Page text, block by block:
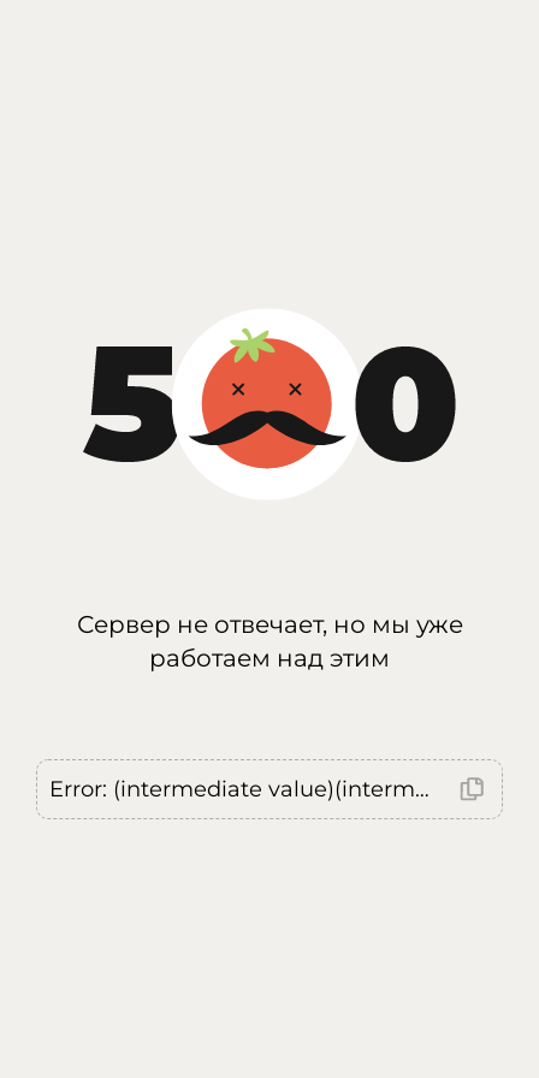
Сервер не отвечает, но мы уже
работаем над этим
Error: (intermediate value)(intermediate value)(intermediate value).replaceAll is not a function